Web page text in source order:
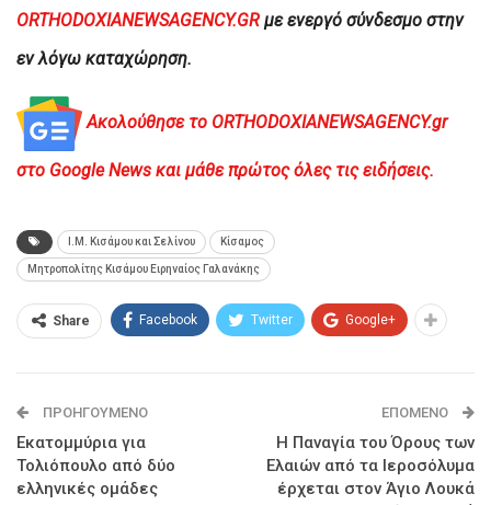
ORTHODOXIANEWSAGENCY.GR με ενεργό σύνδεσμο στην
εν λόγω καταχώρηση.
Ακολούθησε το ORTHODOXIANEWSAGENCY.gr
στο Google News και μάθε πρώτος όλες τις ειδήσεις.
Ι.Μ. Κισάμου και Σελίνου Κίσαμος
Μητροπολίτης Κισάμου Ειρηναίος Γαλανάκης
Share Facebook Twitter Google+
ΠΡΟΗΓΟΎΜΕΝΟ
Εκατομμύρια για
Τολιόπουλο από δύο
ελληνικές ομάδες
ΕΠΌΜΕΝΟ
Η Παναγία του Όρους των
Ελαιών από τα Ιεροσόλυμα
έρχεται στον Άγιο Λουκά